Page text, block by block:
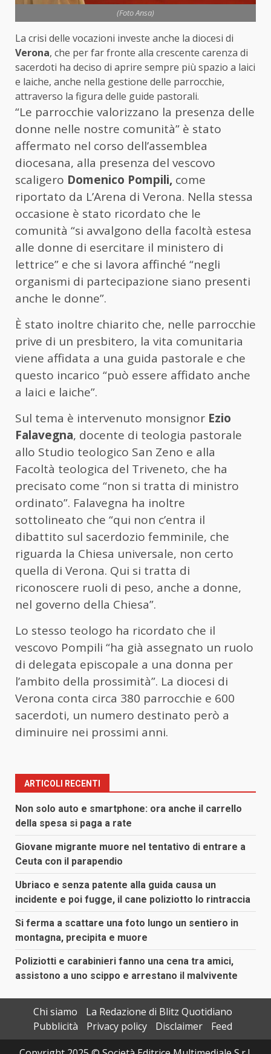
(Foto Ansa)
La crisi delle vocazioni investe anche la diocesi di
Verona, che per far fronte alla crescente carenza di
sacerdoti ha deciso di aprire sempre più spazio a laici
e laiche, anche nella gestione delle parrocchie,
attraverso la figura delle guide pastorali.
“Le parrocchie valorizzano la presenza delle
donne nelle nostre comunità” è stato
affermato nel corso dell’assemblea
diocesana, alla presenza del vescovo
scaligero Domenico Pompili, come
riportato da L’Arena di Verona. Nella stessa
occasione è stato ricordato che le
comunità “si avvalgono della facoltà estesa
alle donne di esercitare il ministero di
lettrice” e che si lavora affinché “negli
organismi di partecipazione siano presenti
anche le donne”.
È stato inoltre chiarito che, nelle parrocchie
prive di un presbitero, la vita comunitaria
viene affidata a una guida pastorale e che
questo incarico “può essere affidato anche
a laici e laiche”.
Sul tema è intervenuto monsignor Ezio
Falavegna, docente di teologia pastorale
allo Studio teologico San Zeno e alla
Facoltà teologica del Triveneto, che ha
precisato come “non si tratta di ministro
ordinato”. Falavegna ha inoltre
sottolineato che “qui non c’entra il
dibattito sul sacerdozio femminile, che
riguarda la Chiesa universale, non certo
quella di Verona. Qui si tratta di
riconoscere ruoli di peso, anche a donne,
nel governo della Chiesa”.
Lo stesso teologo ha ricordato che il
vescovo Pompili “ha già assegnato un ruolo
di delegata episcopale a una donna per
l’ambito della prossimità”. La diocesi di
Verona conta circa 380 parrocchie e 600
sacerdoti, un numero destinato però a
diminuire nei prossimi anni.
ARTICOLI RECENTI
Non solo auto e smartphone: ora anche il carrello
della spesa si paga a rate
Giovane migrante muore nel tentativo di entrare a
Ceuta con il parapendio
Ubriaco e senza patente alla guida causa un
incidente e poi fugge, il cane poliziotto lo rintraccia
Si ferma a scattare una foto lungo un sentiero in
montagna, precipita e muore
Poliziotti e carabinieri fanno una cena tra amici,
assistono a uno scippo e arrestano il malvivente
Chi siamo
La Redazione di Blitz Quotidiano
Pubblicità
Privacy policy Disclaimer
Feed